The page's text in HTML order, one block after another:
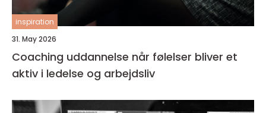
inspiration
31. May 2026
Coaching uddannelse når følelser bliver et
aktiv i ledelse og arbejdsliv